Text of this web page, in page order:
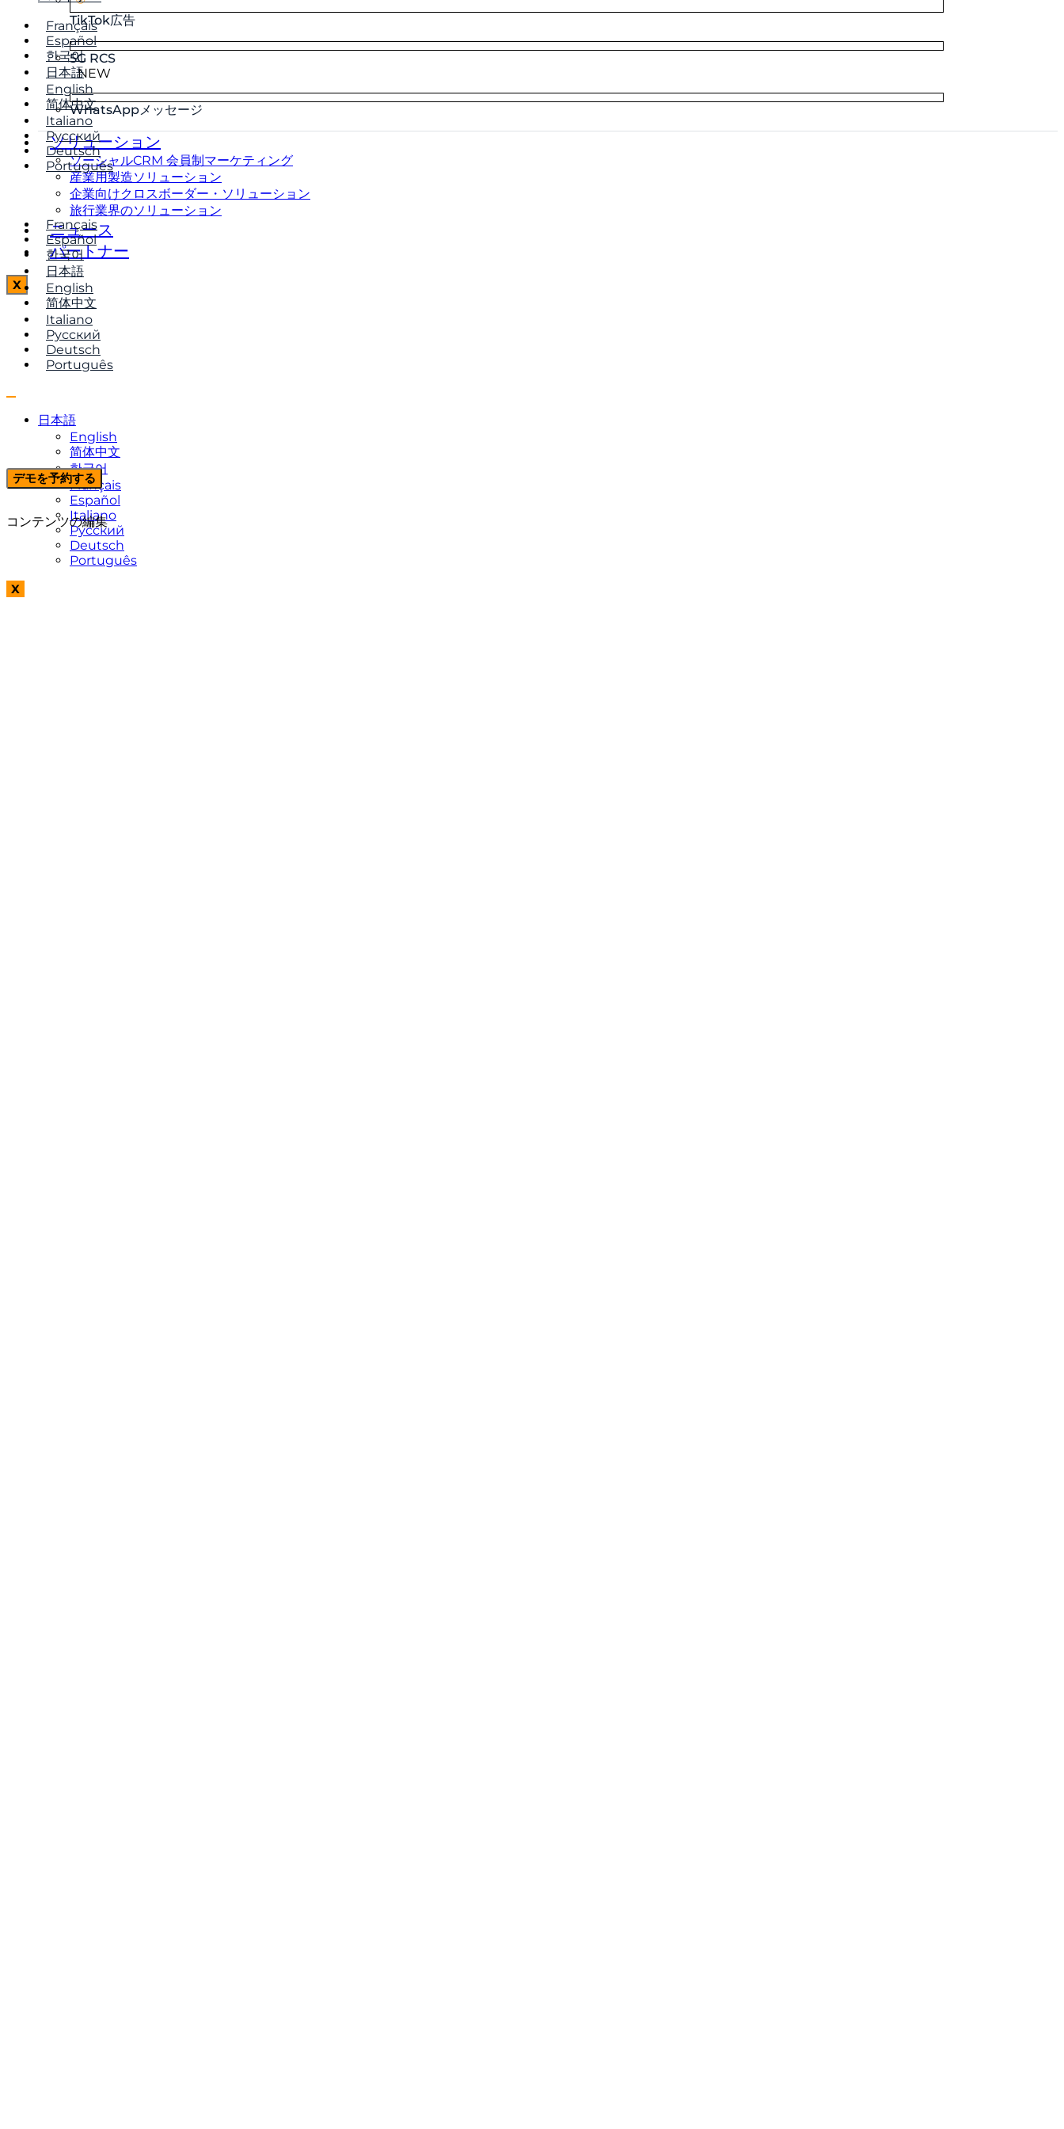
TikTok広告
5G RCS
NEW
WhatsAppメッセージ
ソリューション
ソーシャルCRM 会員制マーケティング
産業用製造ソリューション
企業向けクロスボーダー・ソリューション
旅行業界のソリューション
ニュース
パートナー
X
Français
Español
한국어
日本語
English
简体中文
Italiano
Русский
Deutsch
Português
Français
Español
한국어
日本語
English
简体中文
Italiano
Русский
Deutsch
Português
日本語
English
简体中文
한국어
Français
Español
Italiano
Русский
Deutsch
Português
X
デモを予約する
コンテンツの編集